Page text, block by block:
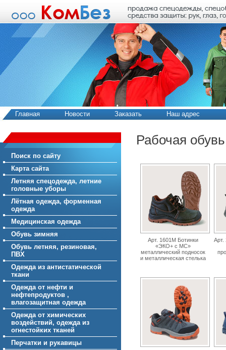
Главная Новости Заказать Наш адрес
Поиск по сайту
Карта сайта
Летняя спецодежда, летние
головные уборы
Лётная одежда, форменная
одежда
Медицинская одежда
Обувь зимняя
Обувь летняя, резиновая,
ПВХ
Одежда из антистатической
ткани
Одежда от нефти и
нефтепродуктов ,
влагозащитная одежда
Одежда от химических
воздействий, одежда из
огнестойких тканей
Перчатки и рукавицы
Рабочая обувь
Арт. 1601М Ботинки
«ЭКО+ с МС»
металлический подносок
и металлическая стелька
Арт.